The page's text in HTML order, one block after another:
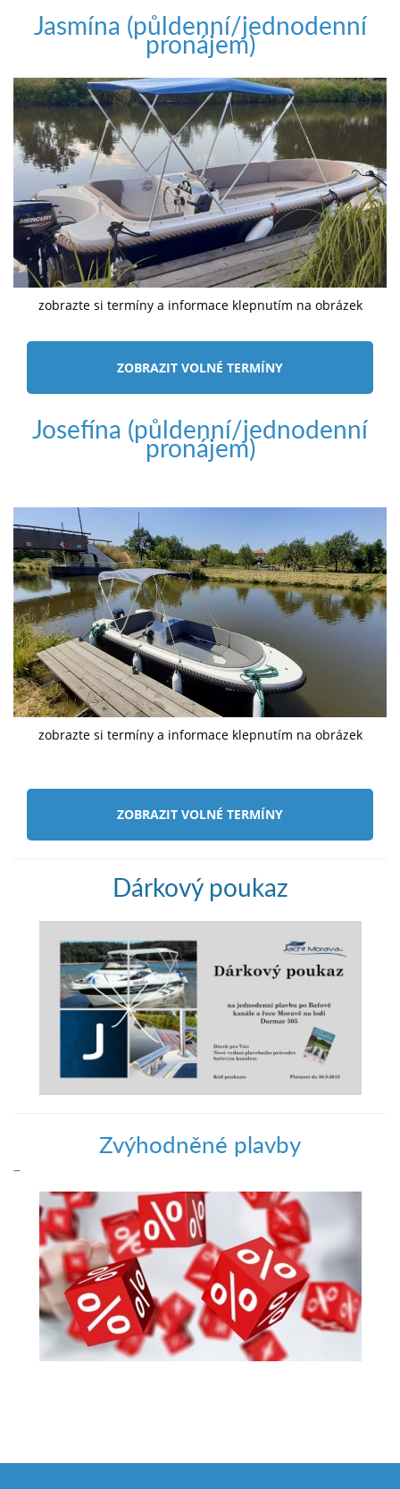
Jasmína (půldenní/jednodenní
pronájem)
zobrazte si termíny a informace klepnutím na obrázek
ZOBRAZIT VOLNÉ TERMÍNY
Josefína (půldenní/jednodenní
pronájem)
zobrazte si termíny a informace klepnutím na obrázek
ZOBRAZIT VOLNÉ TERMÍNY
Dárkový poukaz
Zvýhodněné plavby
–